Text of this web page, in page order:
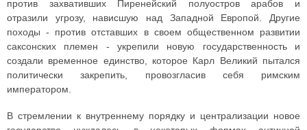
против захвативших Пиренейский полуостров арабов и
отразили угрозу, нависшую над Западной Европой. Другие
походы - против отставших в своем общественном развитии
саксонских племен - укрепили новую государственность и
создали временное единство, которое Карл Великий пытался
политически закрепить, провозгласив себя римским
императором.
В стремлении к внутреннему порядку и централизации новое